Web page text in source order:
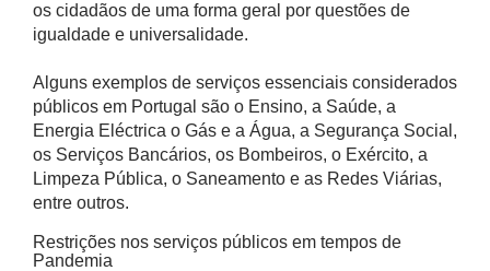
os cidadãos de uma forma geral por questões de
igualdade e universalidade.
Alguns exemplos de serviços essenciais considerados
públicos em Portugal são o Ensino, a Saúde, a
Energia Eléctrica o Gás e a Água, a Segurança Social,
os Serviços Bancários, os Bombeiros, o Exército, a
Limpeza Pública, o Saneamento e as Redes Viárias,
entre outros.
Restrições nos serviços públicos em tempos de
Pandemia